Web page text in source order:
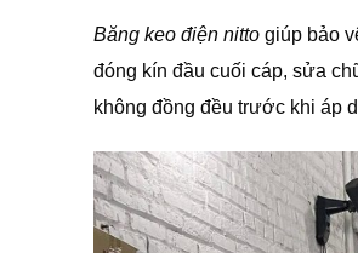
Băng keo điện nitto giúp bảo
đóng kín đầu cuối cáp, sửa
không đồng đều trước khi áp